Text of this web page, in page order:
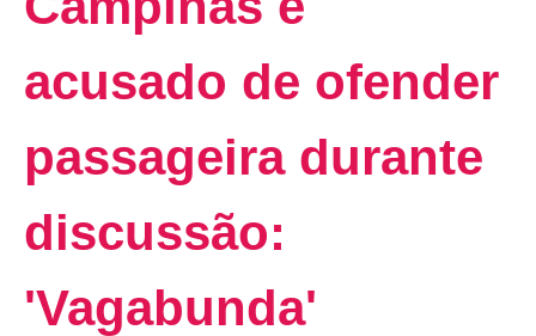
acusado de ofender
passageira durante
discussão:
'Vagabunda'